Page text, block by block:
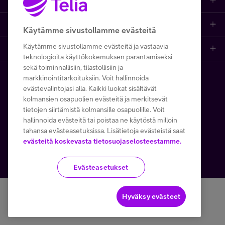
Asiakastuki
Minun Telia
EN SV
Puhelinliittymät
Mobiililaajakaista
Kodin laajakaista
Prepaid-liittymät
TV ja viihde
MTV Katsomo
Kierrätysetu
iPhone 17
Samsung S26
Viaplay
TV-ohjelmat
Suoratoistopalvelut
Asiakasedut
Etsi apua ja ohjeita
Tilauksen peruuttaminen
Opi ja inspiroidu
Nopeustesti (speed test)
Hinnastot
Kaapeleiden sijaintitiedot
Ota yhteyttä
Asiakaspalvelun yhteystiedot
Asioi kirjautuneena
Etsi Telia Kauppa
Yhteystiedot yrityksille
Telia Finland
Telia yrityksenä
Medialle
Avoimet työpaikat
Turvaverkko
Copyright Telia Company 2026 Tietosuoja ja -turva
Käyttöehdot Evästeiden käyttö
Toimitusehdot ja palvelukuvaukset
Käytämme sivustollamme evästeitä
Käytämme sivustollamme evästeitä ja vastaavia
teknologioita käyttökokemuksen parantamiseksi
sekä toiminnallisiin, tilastollisiin ja
markkinointitarkoituksiin. Voit hallinnoida
evästevalintojasi alla. Kaikki luokat sisältävät
kolmansien osapuolien evästeitä ja merkitsevät
tietojen siirtämistä kolmansille osapuolille. Voit
hallinnoida evästeitä tai poistaa ne käytöstä milloin
tahansa evästeasetuksissa. Lisätietoja evästeistä saat
evästeitä koskevasta tietosuojaselosteestamme.
Evästeasetukset
Hyväksy evästeet